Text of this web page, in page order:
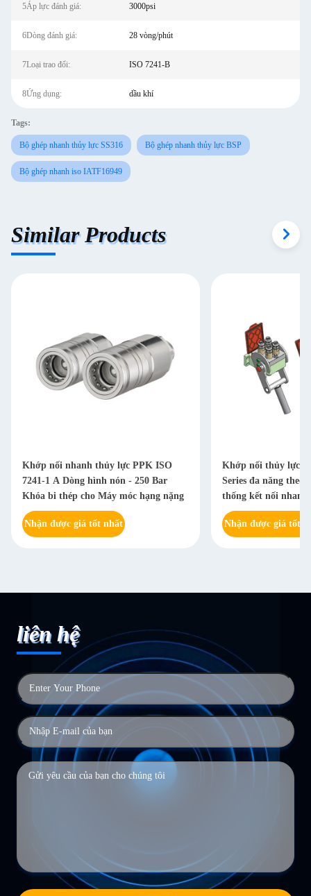
5Áp lực đánh giá: 3000psi
6Dòng đánh giá: 28 vòng/phút
7Loại trao đổi: ISO 7241-B
8Ứng dụng: dầu khí
Tags:
Bộ ghép nhanh thủy lực SS316 Bộ ghép nhanh thủy lực BSP
Bộ ghép nhanh iso IATF16949
Similar Products
Khớp nối nhanh thủy lực PPK ISO
7241-1 A Dòng hình nón - 250 Bar
Khóa bi thép cho Máy móc hạng nặng
Nhận được giá tốt nhất
Khớp nối thủy lực
Series đa năng theo
thống kết nối nhanh
Nhận được giá tốt
liên hệ